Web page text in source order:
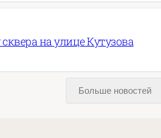
на улице Кутузова
Больше новостей